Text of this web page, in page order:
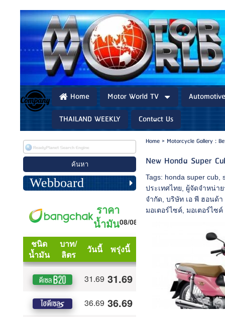
Home Motor World TV
THAILAND WEEKLY
Contact Us
Webboard
Home> Motorcycle Gallery :
New Honda Super
Tags: honda super cub ,
ประเทศไทย
ผู้จัดจำหน่า
จำกัด ,บริษัท เอ พี ฮอนด้า
มอเตอร์ไซค์ ,มอเตอร์ไซ